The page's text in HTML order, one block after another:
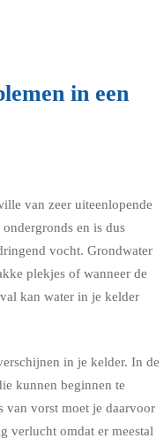
in een
van zeer uiteenlopende
en is dus
vocht. Grondwater
plekjes of wanneer de
kan water in je kelder
in je kelder. In de
kunnen beginnen te
van vorst moet je daarvoor
verlucht omdat er meestal